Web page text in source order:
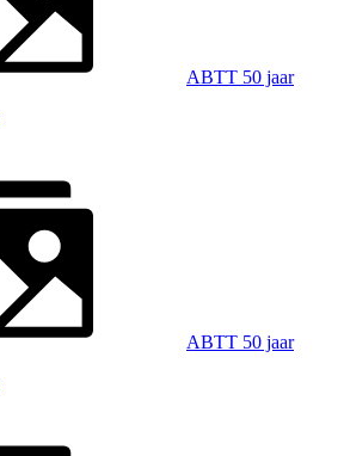
ABTT 50 jaar
ABTT 50 jaar